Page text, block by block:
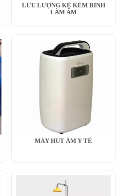
LƯU LƯỢNG KẾ KÈM BÌNH
LÀM ẨM
MÁY HÚT ẨM Y TẾ